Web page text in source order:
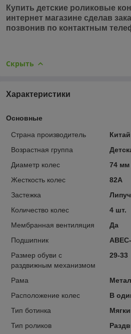
Купить детские роликовые
интернет магазине сделав
позвонив по контактным
Скрыть
Характеристики
Основные
Страна производитель
Китай
Возрастная группа
Диаметр колес
74 мм
Жесткость колес
82А
Застежка
Количество колес
4 шт.
Мембранная вентиляция
Да
Подшипник
Размер обуви с
раздвижным механизмом
29-33
Рама
Расположение колес
В
Тип ботинка
Тип роликов